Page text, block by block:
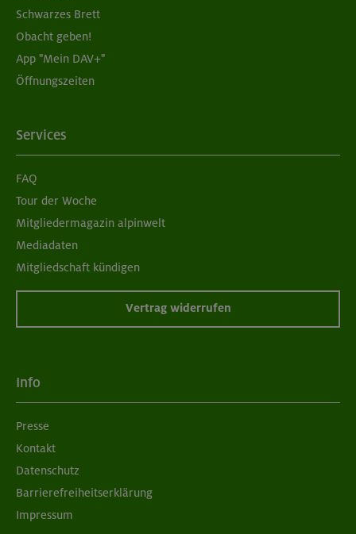
Schwarzes Brett
Obacht geben!
App "Mein DAV+"
Öffnungszeiten
Services
FAQ
Tour der Woche
Mitgliedermagazin alpinwelt
Mediadaten
Mitgliedschaft kündigen
Vertrag widerrufen
Info
Presse
Kontakt
Datenschutz
Barrierefreiheitserklärung
Impressum